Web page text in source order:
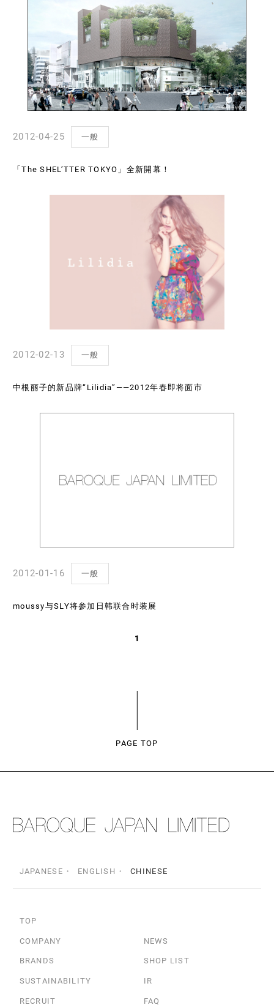
2012-04-25 一般
「The SHEL’TTER TOKYO」全新開幕！
2012-02-13 一般
中根丽子的新品牌“Lilidia”——2012年春即将面市
2012-01-16 一般
moussy与SLY将参加日韩联合时装展
1
PAGE TOP
JAPANESE ENGLISH CHINESE
TOP
COMPANY NEWS
BRANDS SHOP LIST
SUSTAINABILITY IR
RECRUIT FAQ